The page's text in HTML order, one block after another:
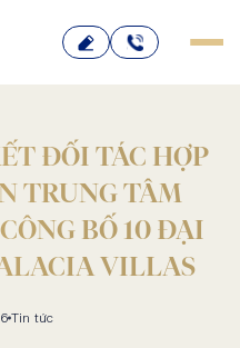
ĐỐI TÁC HỢP
TRUNG TÂM
BỐ 10 ĐẠI
VILLAS
Tin tức